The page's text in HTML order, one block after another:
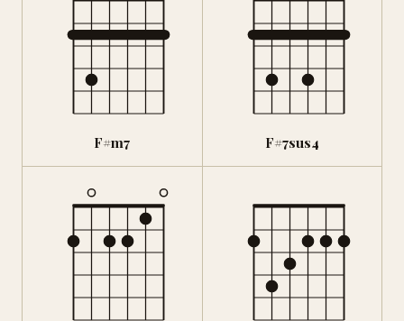
F#m7 F#7sus4